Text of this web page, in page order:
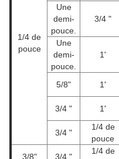
1/4 de
pouce
Une
demi-
pouce.
3/4 "
Une
demi-
pouce.
1'
5/8" 1'
3/4 "
1'
3/4 "
1/4 de
pouce
3/8"
3/4 "
1/4 de